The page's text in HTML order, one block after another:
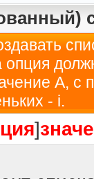
A,
- i.
]